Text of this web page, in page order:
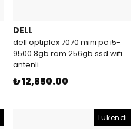
DELL
dell optiplex 7070 mini pc i5-
9500 8gb ram 256gb ssd wifi
antenli
₺ 12,850.00
Tükendi